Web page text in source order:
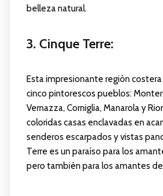
belleza natural.
3. Cinque Terre:
Esta impresionante región
cinco pintorescos pueblos:
Vernazza, Corniglia, Manarola y
coloridas casas enclavadas en
senderos escarpados y vistas
Terre es un paraíso para los
pero también para los amantes